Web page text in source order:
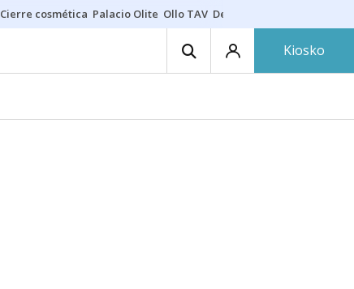
Cierre cosmética Palacio Olite Ollo TAV Derrama vecinos
Kiosko